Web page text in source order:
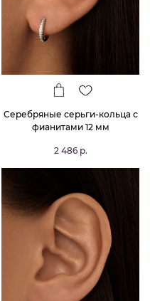
Серебряные серьги-кольца с
фианитами 12 мм
2 486 р.